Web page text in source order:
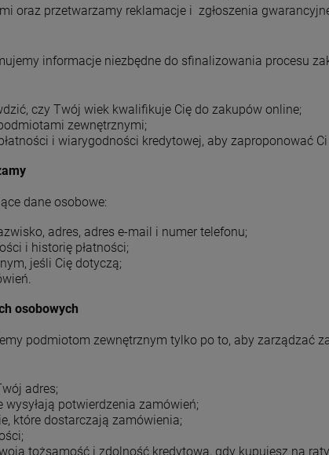
oraz przetwarzamy reklamacje i zgłoszenia
informacje niezbędne do sfinalizowania procesu
czy Twój wiek kwalifikuje Cię do zakupów online;
zewnętrznymi;
i wiarygodności kredytowej, aby zaproponować
dane osobowe:
adres, adres e-mail i numer telefonu;
i historię płatności;
jeśli Cię dotyczą;
osobowych
podmiotom zewnętrznym tylko po to, aby zarządzać
adres;
potwierdzenia zamówień;
które dostarczają zamówienia;
tożsamość i zdolność kredytową, gdy kupujesz na